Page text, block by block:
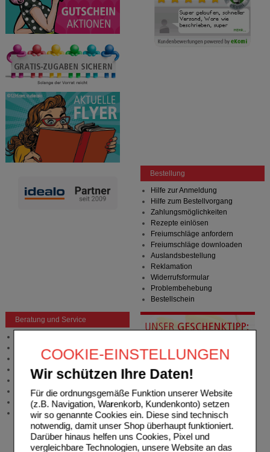
COOKIE-EINSTELLUNGEN
Wir schützen Ihre Daten!
Für die ordnungsgemäße Funktion unserer Website
(z.B. Navigation, Warenkorb, Kundenkonto) setzen
wir so genannte Cookies ein. Diese sind technisch
notwendig, damit unser Shop überhaupt funktioniert.
Darüber hinaus helfen uns Cookies, Pixel und
vergleichbare Technologien, unsere Website an das
Bestellung
Hilfe zur Anmeldung
Hilfe zum Bestellvorgang
Zahlungsmöglichkeiten
Rezepte einlösen
Freiumschläge anfordern
Freiumschläge downloaden
Auslandsbestellung
Reklamation
Widerrufsformular
Problembehebung
Bestellschein
Beratung und Service
Produktberatung
Meldung Arzneimittelrisiken
Zuzahlungsfreie Arzneien
Angebote & Downloads
Newsletter
Neukundenprämie
Stellenangebote